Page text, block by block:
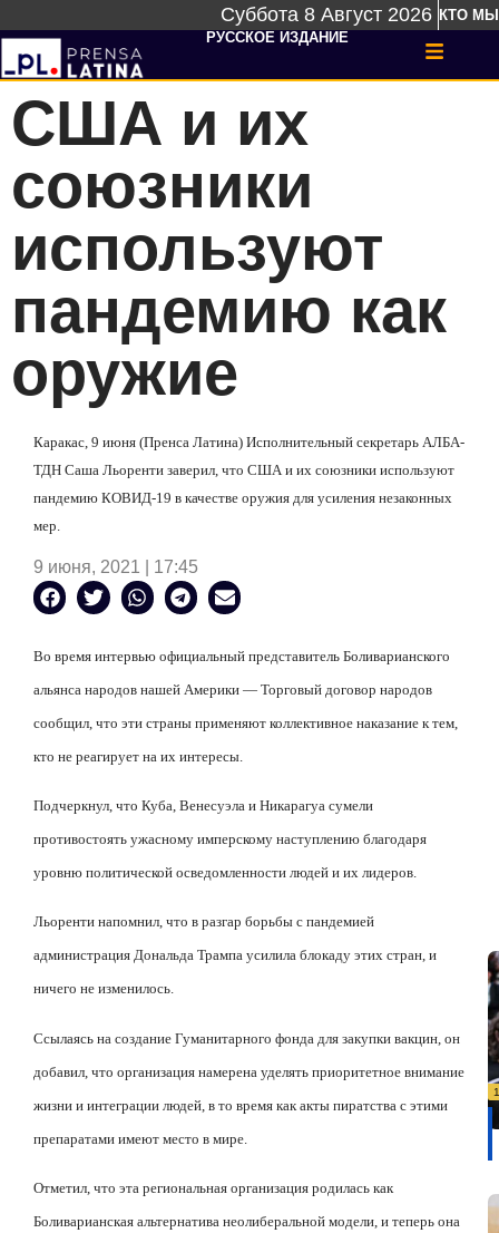
Суббота 8 Август 2026 КТО МЫ
РУССКОЕ ИЗДАНИЕ
США и их
союзники
используют
пандемию как
оружие
Каракас, 9 июня (Пренса Латина) Исполнительный секретарь АЛБА-
ТДН Саша Льоренти заверил, что США и их союзники используют
пандемию КОВИД-19 в качестве оружия для усиления незаконных
мер.
9 июня, 2021 | 17:45
Во время интервью официальный представитель Боливарианского
альянса народов нашей Америки — Торговый договор народов
сообщил, что эти страны применяют коллективное наказание к тем,
кто не реагирует на их интересы.
Подчеркнул, что Куба, Венесуэла и Никарагуа сумели
противостоять ужасному имперскому наступлению благодаря
уровню политической осведомленности людей и их лидеров.
Льоренти напомнил, что в разгар борьбы с пандемией
администрация Дональда Трампа усилила блокаду этих стран, и
ничего не изменилось.
Ссылаясь на создание Гуманитарного фонда для закупки вакцин, он
добавил, что организация намерена уделять приоритетное внимание
жизни и интеграции людей, в то время как акты пиратства с этими
препаратами имеют место в мире.
Отметил, что эта региональная организация родилась как
Боливарианская альтернатива неолиберальной модели, и теперь она